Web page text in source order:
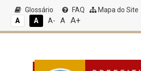
Glossário FAQ Mapa do Site
A
A A- A A+